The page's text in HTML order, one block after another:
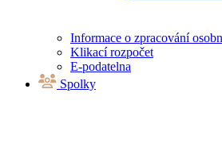
Informace o zpracování
Klikací rozpočet
E-podatelna
Spolky